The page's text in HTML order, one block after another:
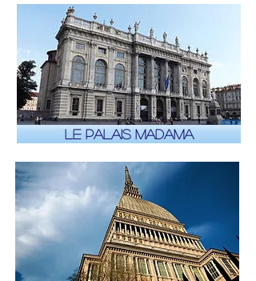
Le Palais Madama